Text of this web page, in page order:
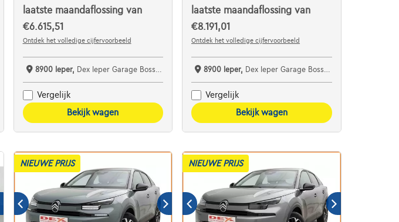
laatste maandaflossing van
€6.615,51
Ontdek het volledige cijfervoorbeeld
8900 Ieper, Dex Ieper Garage Bossaert bv
Vergelijk
Bekijk wagen
laatste maandaflossing van
€8.191,01
Ontdek het volledige cijfervoorbeeld
8900 Ieper, Dex Ieper Garage Bossaert bv
Vergelijk
Bekijk wagen
NIEUWE PRIJS NIEUWE PRIJS